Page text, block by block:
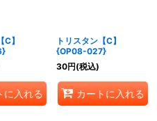
】
に入れる
トリスタン【C】
{OP08-027}
30円(税込)
カートに入れる